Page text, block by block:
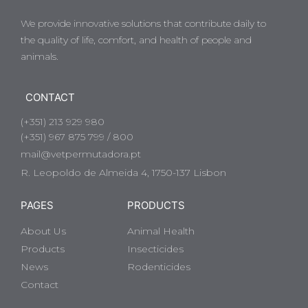
We provide innovative solutions that contribute daily to
the quality of life, comfort, and health of people and
animals.
CONTACT
(+351) 213 929 980
(+351) 967 875 799 / 800
mail@vetpermutadora.pt
R. Leopoldo de Almeida 4, 1750-137 Lisbon
PAGES
About Us
Products
News
Contact
PRODUCTS
Animal Health
Insecticides
Rodenticides